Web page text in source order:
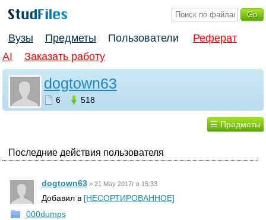
Вузы Предметы Пользователи
Реферат
AI
Заказать работу
dogtown63
6 518
☰ Предметы
Последние действия пользователя
dogtown63 » 21 May 2017г в 15:33
Добавил в [НЕСОРТИРОВАННОЕ]
000dumps